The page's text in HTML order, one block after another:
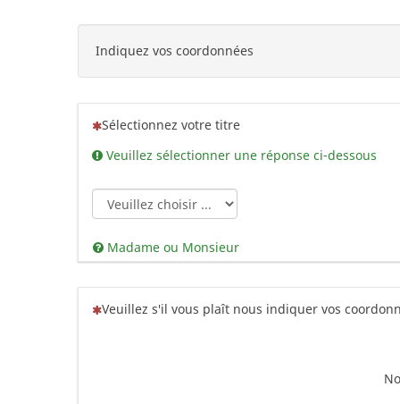
Indiquez vos coordonnées
(Cette question est obligatoire)
Sélectionnez votre titre
Veuillez sélectionner une réponse ci-dessous
Madame ou Monsieur
(Cette question est obligatoire)
Veuillez s'il vous plaît nous indiquer vos